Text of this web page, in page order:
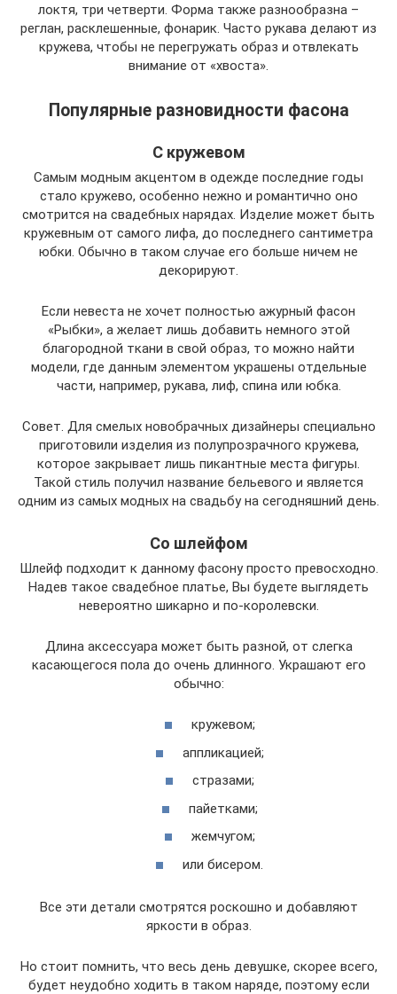
локтя, три четверти. Форма также разнообразна –
реглан, расклешенные, фонарик. Часто рукава делают из
кружева, чтобы не перегружать образ и отвлекать
внимание от «хвоста».
Популярные разновидности фасона
С кружевом
Самым модным акцентом в одежде последние годы
стало кружево, особенно нежно и романтично оно
смотрится на свадебных нарядах. Изделие может быть
кружевным от самого лифа, до последнего сантиметра
юбки. Обычно в таком случае его больше ничем не
декорируют.
Если невеста не хочет полностью ажурный фасон
«Рыбки», а желает лишь добавить немного этой
благородной ткани в свой образ, то можно найти
модели, где данным элементом украшены отдельные
части, например, рукава, лиф, спина или юбка.
Совет. Для смелых новобрачных дизайнеры специально
приготовили изделия из полупрозрачного кружева,
которое закрывает лишь пикантные места фигуры.
Такой стиль получил название бельевого и является
одним из самых модных на свадьбу на сегодняшний день.
Со шлейфом
Шлейф подходит к данному фасону просто превосходно.
Надев такое свадебное платье, Вы будете выглядеть
невероятно шикарно и по-королевски.
Длина аксессуара может быть разной, от слегка
касающегося пола до очень длинного. Украшают его
обычно:
кружевом;
аппликацией;
стразами;
пайетками;
жемчугом;
или бисером.
Все эти детали смотрятся роскошно и добавляют
яркости в образ.
Но стоит помнить, что весь день девушке, скорее всего,
будет неудобно ходить в таком наряде, поэтому если